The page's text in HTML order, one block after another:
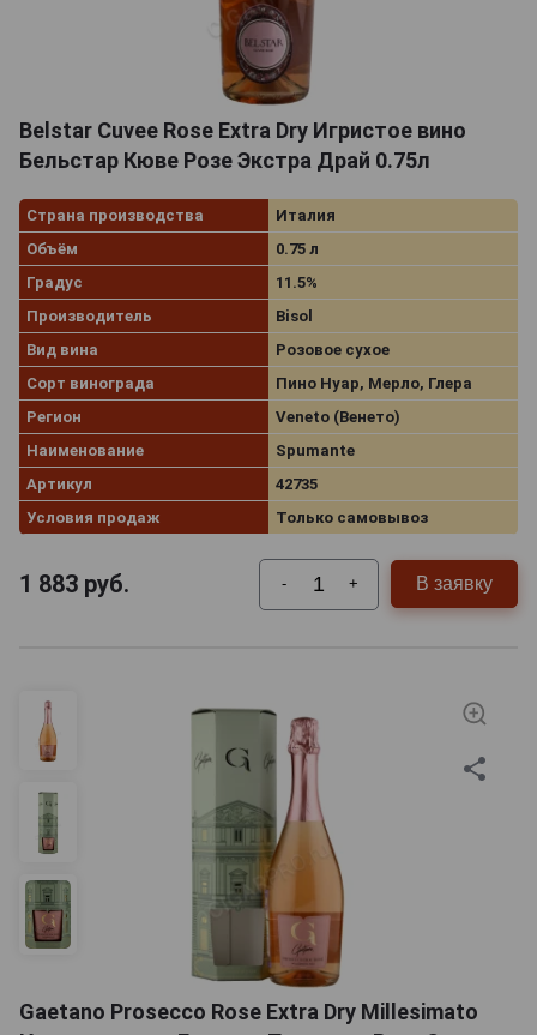
Belstar Cuvee Rose Extra Dry Игристое вино
Бельстар Кюве Розе Экстра Драй 0.75л
Страна производства
Италия
Объём
0.75 л
Градус
11.5%
Производитель
Bisol
Вид вина
Розовое сухое
Сорт винограда
Пино Нуар, Мерло, Глера
Регион
Veneto (Венето)
Наименование
Spumante
Артикул
42735
Условия продаж
Только самовывоз
1 883 руб. - + В заявку
Gaetano Prosecco Rose Extra Dry Millesimato